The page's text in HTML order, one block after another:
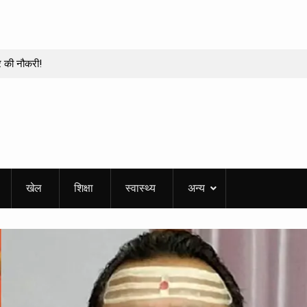
नौकरी!
कराने! बोले- गलती
रक्षक के शहीद
खेल शिक्षा स्वास्थ्य अन्य